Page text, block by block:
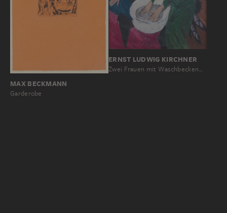
MAX BECKMANN
Garderobe
ERNST LUDWIG KIRCHNER
Zwei Frauen mit Waschbecken…